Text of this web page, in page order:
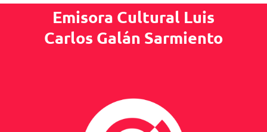
Emisora Cultural Luis
Carlos Galán Sarmiento